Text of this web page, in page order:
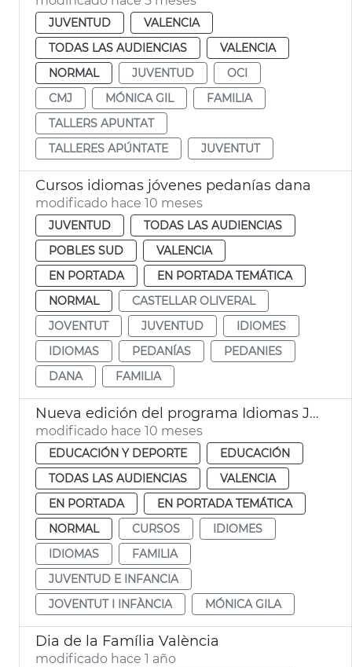
JUVENTUD
VALENCIA
TODAS LAS AUDIENCIAS
VALENCIA
NORMAL
JUVENTUD
OCI
CMJ
MÓNICA GIL
FAMILIA
TALLERS APUNTAT
TALLERES APÚNTATE
JUVENTUT
Cursos idiomas jóvenes pedanías dana
modificado hace 10 meses
JUVENTUD
TODAS LAS AUDIENCIAS
POBLES SUD
VALENCIA
EN PORTADA
EN PORTADA TEMÁTICA
NORMAL
CASTELLAR OLIVERAL
JOVENTUT
JUVENTUD
IDIOMES
IDIOMAS
PEDANÍAS
PEDANIES
DANA
FAMILIA
Nueva edición del programa Idiomas Jóvenes
modificado hace 10 meses
EDUCACIÓN Y DEPORTE
EDUCACIÓN
TODAS LAS AUDIENCIAS
VALENCIA
EN PORTADA
EN PORTADA TEMÁTICA
NORMAL
CURSOS
IDIOMES
IDIOMAS
FAMILIA
JUVENTUD E INFANCIA
JOVENTUT I INFÀNCIA
MÓNICA GILA
Dia de la Família València
modificado hace 1 año